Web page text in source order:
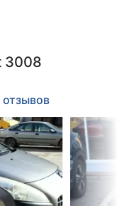
3008
отзывов